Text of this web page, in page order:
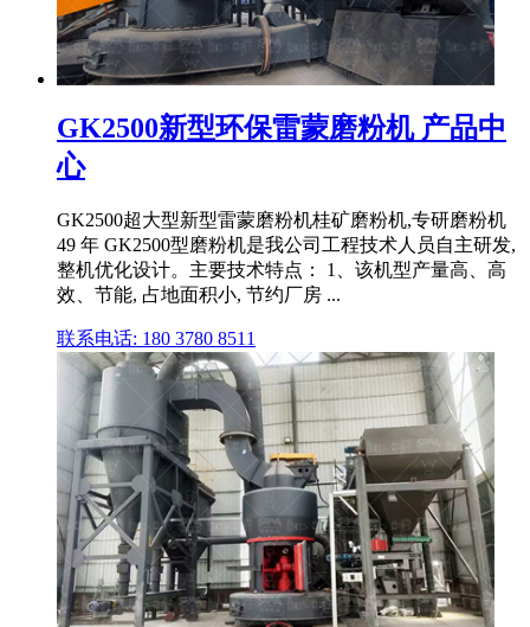
GK2500新型环保雷蒙磨粉机 产品中
心
GK2500超大型新型雷蒙磨粉机桂矿磨粉机,专研磨粉机
49 年 GK2500型磨粉机是我公司工程技术人员自主研发,
整机优化设计。主要技术特点： 1、该机型产量高、高
效、节能, 占地面积小, 节约厂房 ...
联系电话: 180 3780 8511